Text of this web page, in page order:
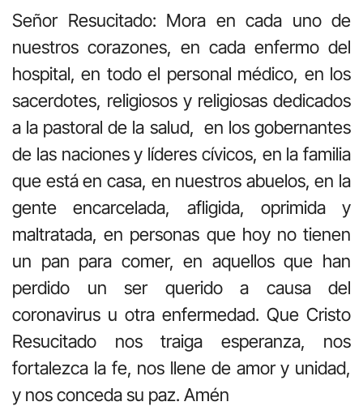
Señor Resucitado: Mora en cada uno de
nuestros corazones, en cada enfermo del
hospital, en todo el personal médico, en los
sacerdotes, religiosos y religiosas dedicados
a la pastoral de la salud, en los gobernantes
de las naciones y líderes cívicos, en la familia
que está en casa, en nuestros abuelos, en la
gente encarcelada, afligida, oprimida y
maltratada, en personas que hoy no tienen
un pan para comer, en aquellos que han
perdido un ser querido a causa del
coronavirus u otra enfermedad. Que Cristo
Resucitado nos traiga esperanza, nos
fortalezca la fe, nos llene de amor y unidad,
y nos conceda su paz. Amén